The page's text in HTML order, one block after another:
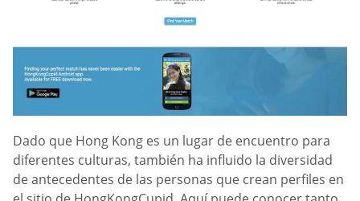
Dado que Hong Kong es un lugar de encuentro para
diferentes culturas, también ha influido la diversidad
de antecedentes de las personas que crean perfiles en